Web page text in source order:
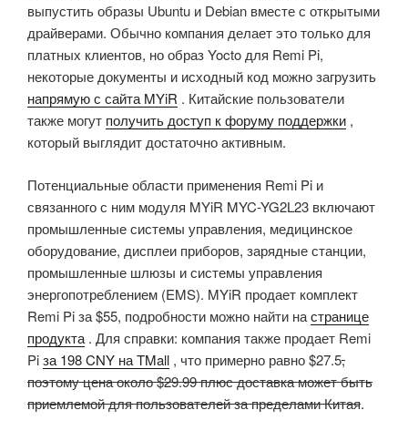
выпустить образы Ubuntu и Debian вместе с открытыми
драйверами. Обычно компания делает это только для
платных клиентов, но образ Yocto для Remi Pi,
некоторые документы и исходный код можно загрузить
напрямую с сайта MYiR . Китайские пользователи
также могут получить доступ к форуму поддержки ,
который выглядит достаточно активным.
Потенциальные области применения Remi Pi и
связанного с ним модуля MYiR MYC-YG2L23 включают
промышленные системы управления, медицинское
оборудование, дисплеи приборов, зарядные станции,
промышленные шлюзы и системы управления
энергопотреблением (EMS). MYiR продает комплект
Remi Pi за $55, подробности можно найти настранице
продукта . Для справки: компания также продает Remi
Piза 198 CNY на TMall , что примерно равно $27.5,
поэтому цена около $29.99 плюс доставка может быть
приемлемой для пользователей за пределами Китая.